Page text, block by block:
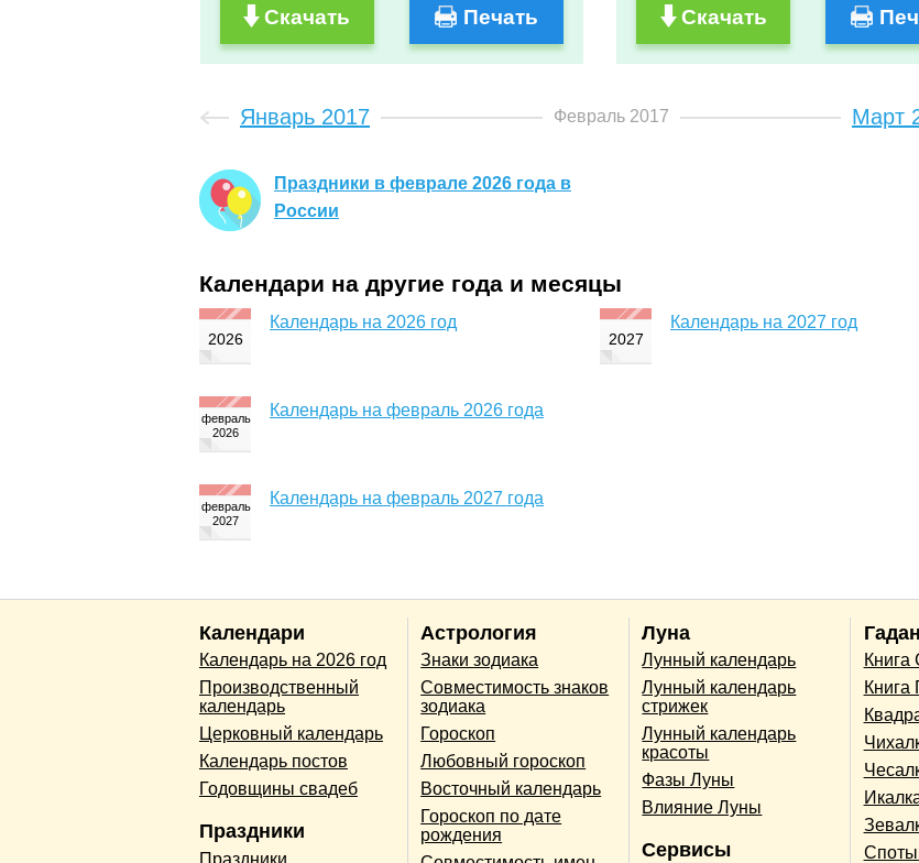
Скачать Печать Скачать
Январь 2017 Февраль 2017 Март
Праздники в феврале 2026 года в
России
Календари на другие года и месяцы
Календарь на 2026 год Календарь на 2027 год
Календарь на февраль 2026 года
Календарь на февраль 2027 года
Календари
Календарь на 2026 год
Производственный
календарь
Церковный календарь
Календарь постов
Годовщины свадеб
Праздники
Праздники
Астрология
Знаки зодиака
Совместимость знаков
зодиака
Гороскоп
Любовный гороскоп
Восточный календарь
Гороскоп по дате
рождения
Луна
Лунный календарь
Лунный календарь
стрижек
Лунный календарь
красоты
Фазы Луны
Влияние Луны
Сервисы
Книга
Книга